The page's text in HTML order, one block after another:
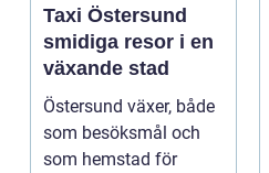
Taxi Östersund
smidiga resor i en
växande stad
Östersund växer, både
som besöksmål och
som hemstad för